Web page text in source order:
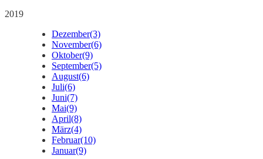
2019
Dezember(3)
November(6)
Oktober(9)
September(5)
August(6)
Juli(6)
Juni(7)
Mai(9)
April(8)
März(4)
Februar(10)
Januar(9)